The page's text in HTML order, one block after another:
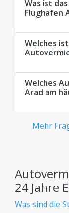
Was ist
Flughafen
Welches
Welches
Arad am
Mehr
24 Jahre
Was sind die